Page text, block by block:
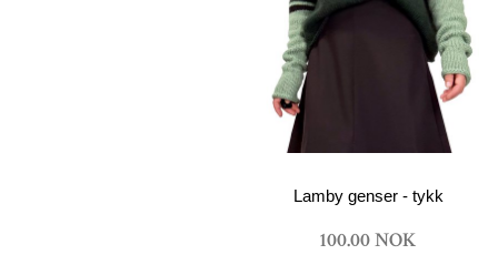
Lamby genser - tykk
100.00 NOK